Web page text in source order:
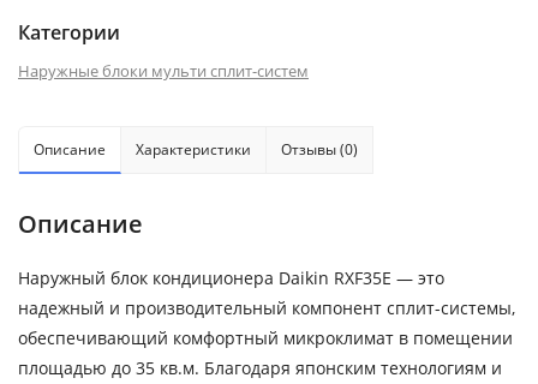
Категории
Наружные блоки мульти сплит-систем
Описание Характеристики Отзывы (0)
Описание
Наружный блок кондиционера Daikin RXF35E — это
надежный и производительный компонент сплит-системы,
обеспечивающий комфортный микроклимат в помещении
площадью до 35 кв.м. Благодаря японским технологиям и